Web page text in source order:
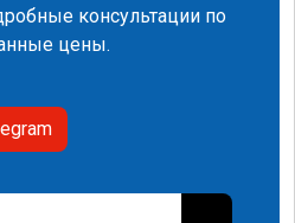
консультации по
цены.